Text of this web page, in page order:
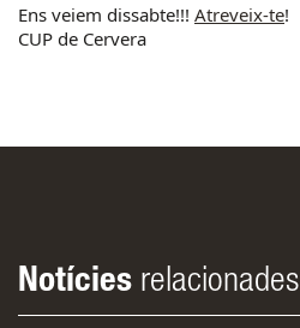
Ens veiem dissabte!!! Atreveix-te!
CUP de Cervera
Notícies relacionades